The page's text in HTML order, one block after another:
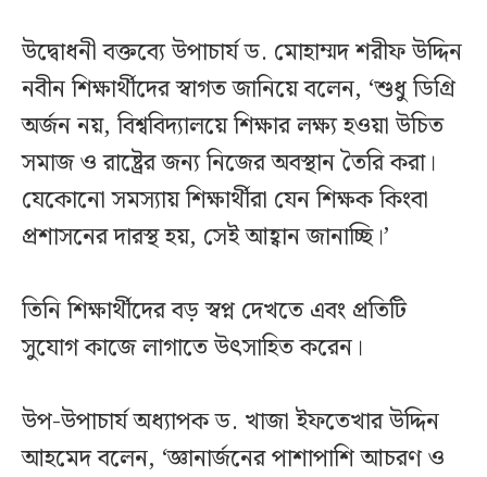
উদ্বোধনী বক্তব্যে উপাচার্য ড. মোহাম্মদ শরীফ উদ্দিন
নবীন শিক্ষার্থীদের স্বাগত জানিয়ে বলেন, ‘শুধু ডিগ্রি
অর্জন নয়, বিশ্ববিদ্যালয়ে শিক্ষার লক্ষ্য হওয়া উচিত
সমাজ ও রাষ্ট্রের জন্য নিজের অবস্থান তৈরি করা।
যেকোনো সমস্যায় শিক্ষার্থীরা যেন শিক্ষক কিংবা
প্রশাসনের দারস্থ হয়, সেই আহ্বান জানাচ্ছি।’
তিনি শিক্ষার্থীদের বড় স্বপ্ন দেখতে এবং প্রতিটি
সুযোগ কাজে লাগাতে উৎসাহিত করেন।
উপ-উপাচার্য অধ্যাপক ড. খাজা ইফতেখার উদ্দিন
আহমেদ বলেন, ‘জ্ঞানার্জনের পাশাপাশি আচরণ ও